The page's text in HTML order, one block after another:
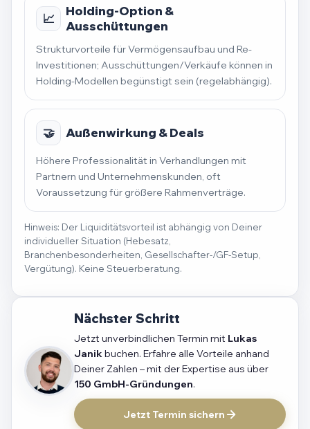
📈
Holding-Option &
Ausschüttungen
Strukturvorteile für Vermögensaufbau und Re-
Investitionen; Ausschüttungen/Verkäufe können in
Holding-Modellen begünstigt sein (regelabhängig).
🤝 Außenwirkung & Deals
Höhere Professionalität in Verhandlungen mit
Partnern und Unternehmenskunden, oft
Voraussetzung für größere Rahmenverträge.
Hinweis: Der Liquiditätsvorteil ist abhängig von Deiner
individueller Situation (Hebesatz,
Branchenbesonderheiten, Gesellschafter-/GF-Setup,
Vergütung). Keine Steuerberatung.
Nächster Schritt
Jetzt unverbindlichen Termin mit Lukas
Janikbuchen. Erfahre alle Vorteile anhand
Deiner Zahlen – mit der Expertise aus über
150 GmbH-Gründungen.
Jetzt Termin sichern